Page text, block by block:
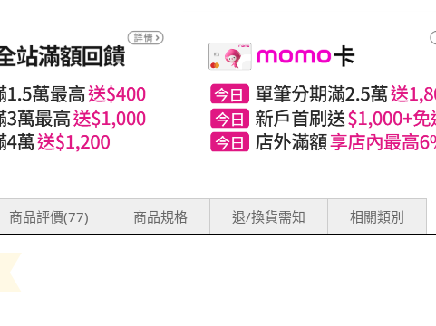
商品評價(77) 商品規格 退/換貨需知 相關類別